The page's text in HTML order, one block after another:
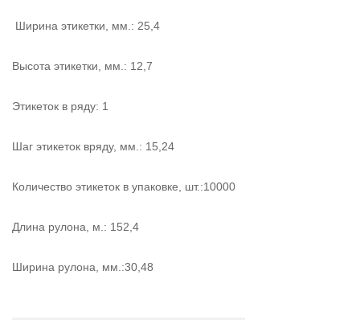
Ширина этикетки, мм.: 25,4
Высота этикетки, мм.: 12,7
Этикеток в ряду: 1
Шаг этикеток вряду, мм.: 15,24
Количество этикеток в упаковке, шт.:10000
Длина рулона, м.: 152,4
Ширина рулона, мм.:30,48